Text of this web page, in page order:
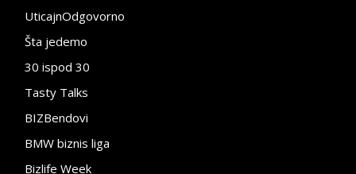
UticajnOdgovorno
Šta jedemo
30 ispod 30
Tasty Talks
BIZBendovi
BMW biznis liga
Bizlife Week